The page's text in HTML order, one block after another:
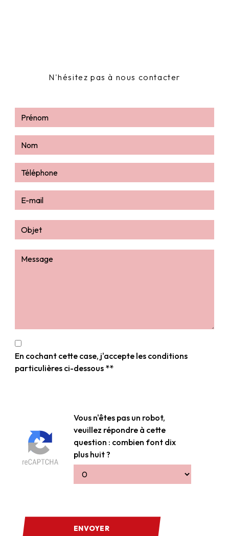
N'hésitez pas à nous contacter
En cochant cette case, j'accepte les conditions
particulières ci-dessous **
Vous n'êtes pas un robot,
veuillez répondre à cette
question : combien font dix
plus huit ?
ENVOYER